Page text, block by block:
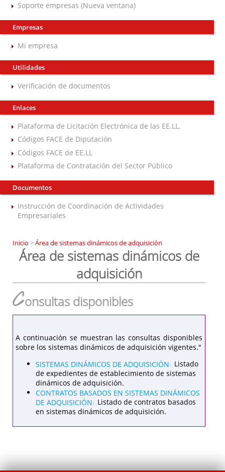
Soporte empresas (Nueva ventana)
Empresas
Mi empresa
Utilidades
Verificación de documentos
Enlaces
Plataforma de Licitación Electrónica de las EE.LL.
Códigos FACE de Diputación
Códigos FACE de EE.LL
Plataforma de Contratación del Sector Público
Documentos
Instrucción de Coordinación de Actividades
Empresariales
Inicio >Área de sistemas dinámicos de adquisición
Área de sistemas dinámicos de
adquisición
Consultas disponibles
A continuación se muestran las consultas disponibles
sobre los sistemas dinámicos de adquisición vigentes."
SISTEMAS DINÁMICOS DE ADQUISICIÓN: Listado
de expedientes de establecimiento de sistemas
dinámicos de adquisición.
CONTRATOS BASADOS EN SISTEMAS DINÁMICOS
DE ADQUISICIÓN: Listado de contratos basados
en sistemas dinámicos de adquisición.